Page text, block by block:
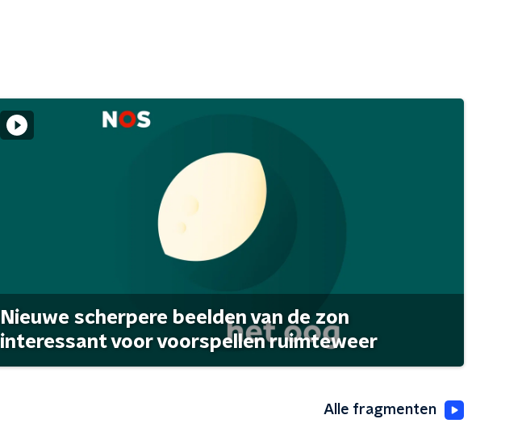
Nieuwe scherpere beelden van de zon
interessant voor voorspellen ruimteweer
Alle fragmenten